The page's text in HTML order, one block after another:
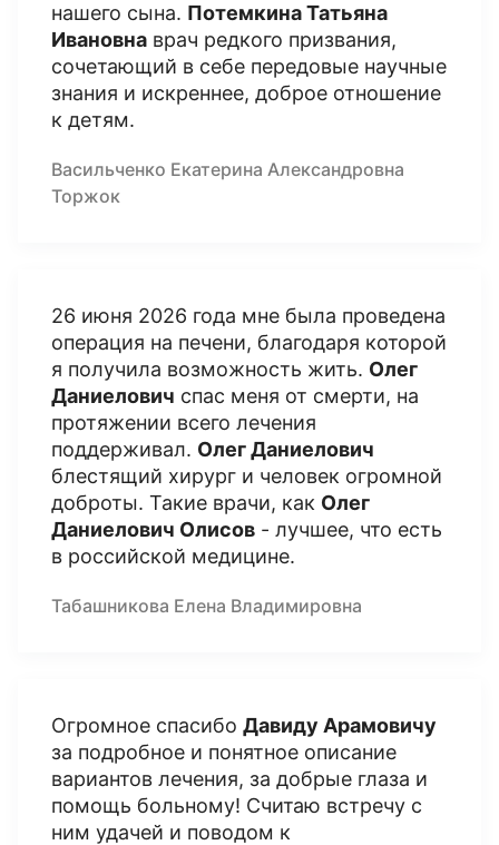
нашего сына. Потемкина Татьяна
Ивановна врач редкого призвания,
сочетающий в себе передовые научные
знания и искреннее, доброе отношение
к детям.
Васильченко Екатерина Александровна
Торжок
26 июня 2026 года мне была проведена
операция на печени, благодаря которой
я получила возможность жить. Олег
Даниелович спас меня от смерти, на
протяжении всего лечения
поддерживал. Олег Даниелович
блестящий хирург и человек огромной
доброты. Такие врачи, как Олег
Даниелович Олисов - лучшее, что есть
в российской медицине.
Табашникова Елена Владимировна
Огромное спасибо Давиду Арамовичу
за подробное и понятное описание
вариантов лечения, за добрые глаза и
помощь больному! Считаю встречу с
ним удачей и поводом к